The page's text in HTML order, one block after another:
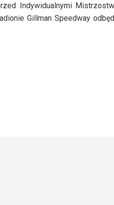
Indywidualnymi
Gillman Speedway